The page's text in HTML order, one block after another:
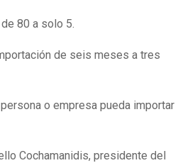
80 a solo 5.
de seis meses a tres
o empresa pueda importar
Cochamanidis, presidente del